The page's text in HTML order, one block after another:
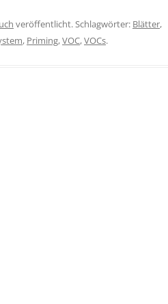
veröffentlicht. Schlagwörter: Blätter,
, Priming,VOC,VOCs.